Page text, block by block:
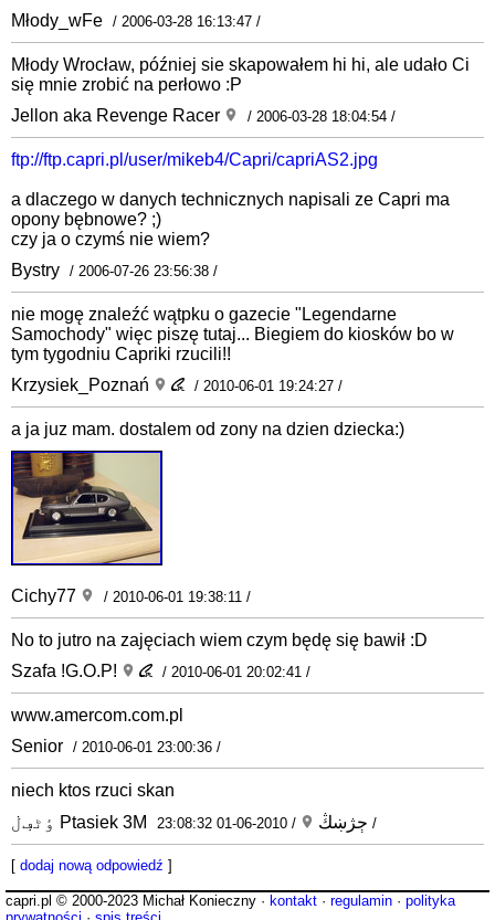
Młody_wFe / 2006-03-28 16:13:47 /
Młody Wrocław, później sie skapowałem hi hi, ale udało Ci
się mnie zrobić na perłowo :P
Jellon aka Revenge Racer
/ 2006-03-28 18:04:54 /
ftp://ftp.capri.pl/user/mikeb4/Capri/capriAS2.jpg
a dlaczego w danych technicznych napisali ze Capri ma
opony bębnowe? ;)
czy ja o czymś nie wiem?
Bystry / 2006-07-26 23:56:38 /
nie mogę znaleźć wątpku o gazecie "Legendarne
Samochody" więc piszę tutaj... Biegiem do kiosków bo w
tym tygodniu Capriki rzucili!!
Krzysiek_Poznań
/ 2010-06-01 19:24:27 /
a ja juz mam. dostalem od zony na dzien dziecka:)
Cichy77 / 2010-06-01 19:38:11 /
No to jutro na zajęciach wiem czym będę się bawił :D
Szafa !G.O.P!
/ 2010-06-01 20:02:41 /
www.amercom.com.pl
Senior / 2010-06-01 23:00:36 /
niech ktos rzuci skan
ٶٹڢڶ Ptasiek 3M ڄژښڭ / 2010-06-01 23:08:32 /
[ dodaj nową odpowiedź ]
capri.pl © 2000-2023 Michał Konieczny · kontakt · regulamin · polityka